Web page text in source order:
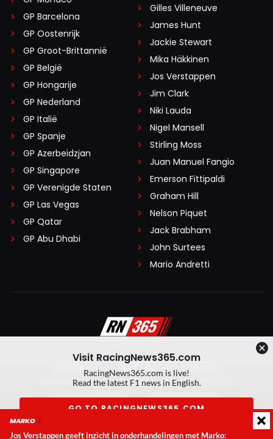
GP Barcelona
GP Oostenrijk
GP Groot-Brittannië
GP België
GP Hongarije
GP Nederland
GP Italië
GP Spanje
GP Azerbeidzjan
GP Singapore
GP Verenigde Staten
GP Las Vegas
GP Qatar
GP Abu Dhabi
Gilles Villeneuve
James Hunt
Jackie Stewart
Mika Häkkinen
Jos Verstappen
Jim Clark
Niki Lauda
Nigel Mansell
Stirling Moss
Juan Manuel Fangio
Emerson Fittipaldi
Graham Hill
Nelson Piquet
Jack Brabham
John Surtees
Mario Andretti
Algemene voorwaarden
Privacy Policy
Created by On Your Marks
Privacy manager
Kansspeluitingen
Visit RacingNews365.com
RacingNews365.com is live!
Read the latest F1 news in English.
GO TO RACINGNEWS365.COM
Don't show again
MARKO
Jos Verstappen geeft inzicht in onderhandelingen met Marko: